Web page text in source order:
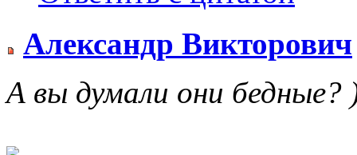
Александр Викторович
А вы думали они бедные?